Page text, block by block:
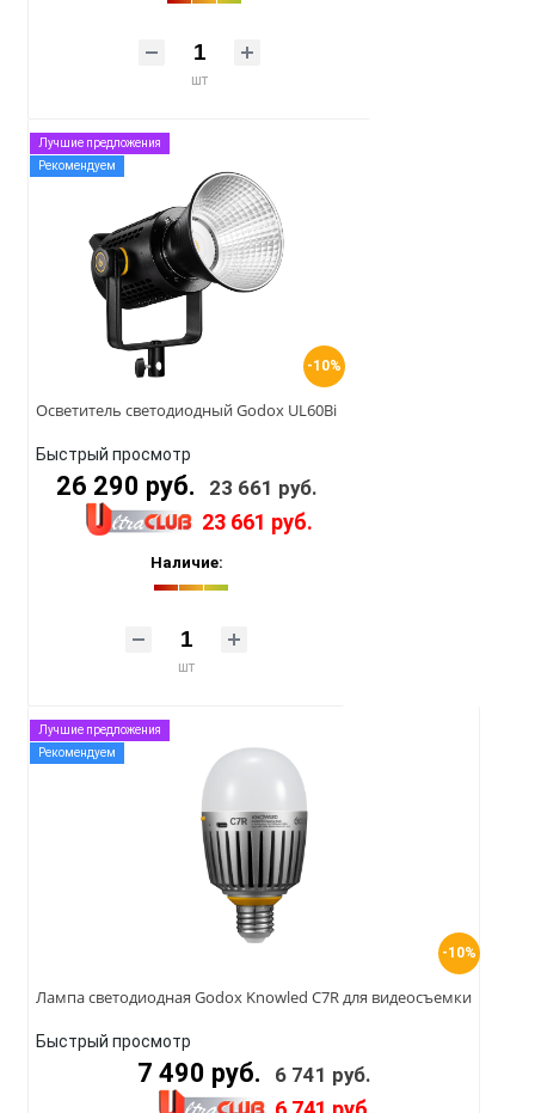
шт
-10%
Лучшие предложения
Рекомендуем
Осветитель светодиодный Godox UL60Bi
Быстрый просмотр
26 290 руб. 23 661 руб.
23 661 руб.
Наличие:
шт
-10%
Лучшие предложения
Рекомендуем
Лампа светодиодная Godox Knowled C7R для видеосъемки
Быстрый просмотр
7 490 руб. 6 741 руб.